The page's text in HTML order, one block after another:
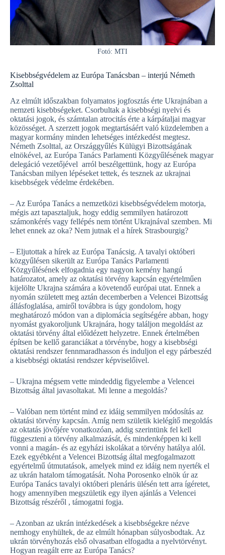
Fotó: MTI
Kisebbségvédelem az Európa Tanácsban – interjú Németh
Zsolttal
Az elmúlt időszakban folyamatos jogfosztás érte Ukrajnában a
nemzeti kisebbségeket. Csorbultak a kisebbségi nyelvi és
oktatási jogok, és számtalan atrocitás érte a kárpátaljai magyar
közösséget. A szerzett jogok megtartásáért való küzdelemben a
magyar kormány minden lehetséges intézkedést megtesz.
Németh Zsolttal, az Országgyűlés Külügyi Bizottságának
elnökével, az Európa Tanács Parlamenti Közgyűlésének magyar
delegáció vezetőjével arról beszélgettünk, hogy az Európa
Tanácsban milyen lépéseket tettek, és tesznek az ukrajnai
kisebbségek védelme érdekében.
– Az Európa Tanács a nemzetközi kisebbségvédelem motorja,
mégis azt tapasztaljuk, hogy eddig semmilyen határozott
számonkérés vagy fellépés nem történt Ukrajnával szemben. Mi
lehet ennek az oka? Nem jutnak el a hírek Strasbourgig?
– Eljutottak a hírek az Európa Tanácsig. A tavalyi októberi
közgyűlésen sikerült az Európa Tanács Parlamenti
Közgyűlésének elfogadnia egy nagyon kemény hangú
határozatot, amely az oktatási törvény kapcsán egyértelműen
kijelölte Ukrajna számára a követendő európai utat. Ennek a
nyomán született meg aztán decemberben a Velencei Bizottság
állásfoglalása, amiről továbbra is úgy gondolom, hogy
meghatározó módon van a diplomácia segítségére abban, hogy
nyomást gyakoroljunk Ukrajnára, hogy találjon megoldást az
oktatási törvény által előidézett helyzetre. Ennek értelmében
építsen be kellő garanciákat a törvénybe, hogy a kisebbségi
oktatási rendszer fennmaradhasson és induljon el egy párbeszéd
a kisebbségi oktatási rendszer képviselőivel.
– Ukrajna mégsem vette mindeddig figyelembe a Velencei
Bizottság által javasoltakat. Mi lenne a megoldás?
– Valóban nem történt mind ez idáig semmilyen módosítás az
oktatási törvény kapcsán. Amíg nem születik kielégítő megoldás
az oktatás jövőjére vonatkozóan, addig szerintünk fel kell
függeszteni a törvény alkalmazását, és mindenképpen ki kell
vonni a magán- és az egyházi iskolákat a törvény hatálya alól.
Ezek egyébként a Velencei Bizottság által megfogalmazott
egyértelmű útmutatások, amelyek mind ez idáig nem nyerték el
az ukrán hatalom támogatását. Noha Porosenko elnök úr az
Európa Tanács tavalyi októberi plenáris ülésén tett arra ígéretet,
hogy amennyiben megszületik egy ilyen ajánlás a Velencei
Bizottság részéről , támogatni fogja.
– Azonban az ukrán intézkedések a kisebbségekre nézve
nemhogy enyhültek, de az elmúlt hónapban súlyosbodtak. Az
ukrán törvényhozás első olvasatban elfogadta a nyelvtörvényt.
Hogyan reagált erre az Európa Tanács?